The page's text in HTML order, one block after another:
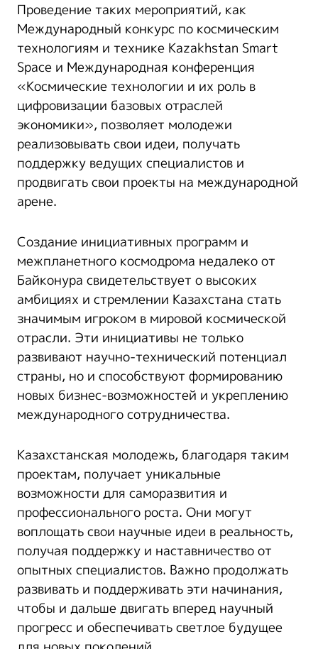
Проведение таких мероприятий, как
Международный конкурс по космическим
технологиям и технике Kazakhstan Smart
Space и Международная конференция
«Космические технологии и их роль в
цифровизации базовых отраслей
экономики», позволяет молодежи
реализовывать свои идеи, получать
поддержку ведущих специалистов и
продвигать свои проекты на международной
арене.
Создание инициативных программ и
межпланетного космодрома недалеко от
Байконура свидетельствует о высоких
амбициях и стремлении Казахстана стать
значимым игроком в мировой космической
отрасли. Эти инициативы не только
развивают научно-технический потенциал
страны, но и способствуют формированию
новых бизнес-возможностей и укреплению
международного сотрудничества.
Казахстанская молодежь, благодаря таким
проектам, получает уникальные
возможности для саморазвития и
профессионального роста. Они могут
воплощать свои научные идеи в реальность,
получая поддержку и наставничество от
опытных специалистов. Важно продолжать
развивать и поддерживать эти начинания,
чтобы и дальше двигать вперед научный
прогресс и обеспечивать светлое будущее